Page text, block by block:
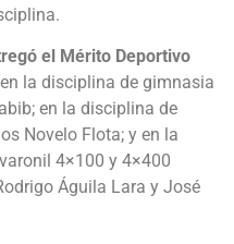
el Mérito Deportivo
la disciplina de gimnasia
en la disciplina de
Novelo Flota; y en la
4×100 y 4×400
Águila Lara y José